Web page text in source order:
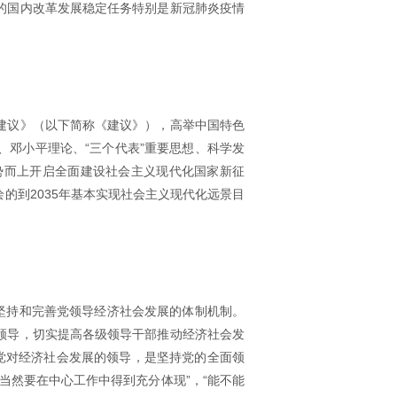
内改革发展稳定任务特别是新冠肺炎疫情
》（以下简称《建议》），高举中国特色
小平理论、“三个代表”重要思想、科学发
上开启全面建设社会主义现代化国家新征
到2035年基本实现社会主义现代化远景目
和完善党领导经济社会发展的体制机制。
，切实提高各级领导干部推动经济社会发
经济社会发展的领导，是坚持党的全面领
然要在中心工作中得到充分体现”，“能不能